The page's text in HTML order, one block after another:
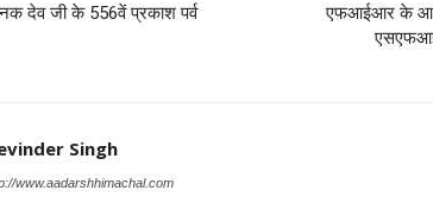
देव जी के 556वें प्रकाश पर्व
एफआईआर के
एसएफआई
Singh
www.aadarshhimachal.com